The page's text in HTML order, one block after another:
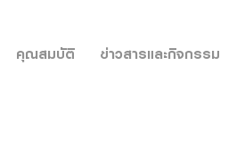
คุณสมบัติ ข่าวสารและกิจกรรม